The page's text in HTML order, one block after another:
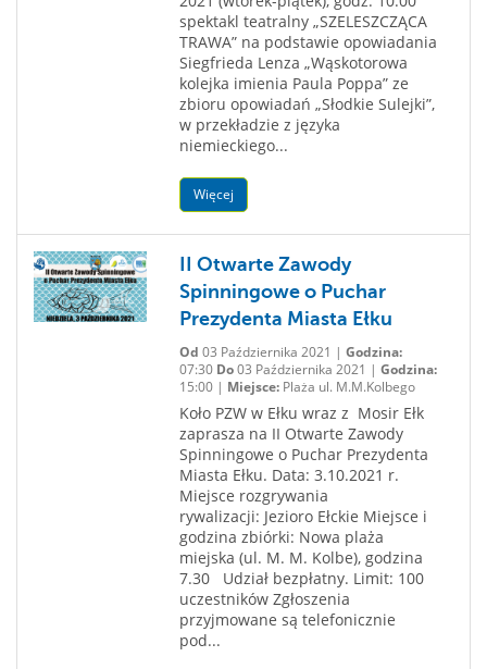
spektakl teatralny „SZELESZCZĄCA
TRAWA” na podstawie opowiadania
Siegfrieda Lenza „Wąskotorowa
kolejka imienia Paula Poppa” ze
zbioru opowiadań „Słodkie Sulejki”,
w przekładzie z języka
niemieckiego...
Więcej
II Otwarte Zawody
Spinningowe o Puchar
Prezydenta Miasta Ełku
Od 03 Października 2021 | Godzina:
07:30 Do03 Października 2021 | Godzina:
15:00 | Miejsce:Plaża ul. M.M.Kolbego
Koło PZW w Ełku wraz z Mosir Ełk
zaprasza na II Otwarte Zawody
Spinningowe o Puchar Prezydenta
Miasta Ełku. Data: 3.10.2021 r.
Miejsce rozgrywania
rywalizacji: Jezioro Ełckie Miejsce i
godzina zbiórki: Nowa plaża
miejska (ul. M. M. Kolbe), godzina
7.30 Udział bezpłatny. Limit: 100
uczestników Zgłoszenia
przyjmowane są telefonicznie
pod...